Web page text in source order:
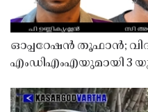
ഓപ്പറേഷൻ തൂഫാൻ;
എംഡിഎംഎയുമായി 3